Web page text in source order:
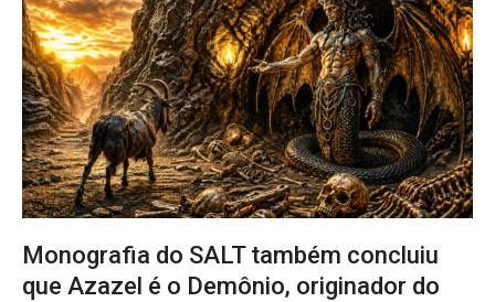
Monografia do SALT também concluiu
que Azazel é o Demônio, originador do